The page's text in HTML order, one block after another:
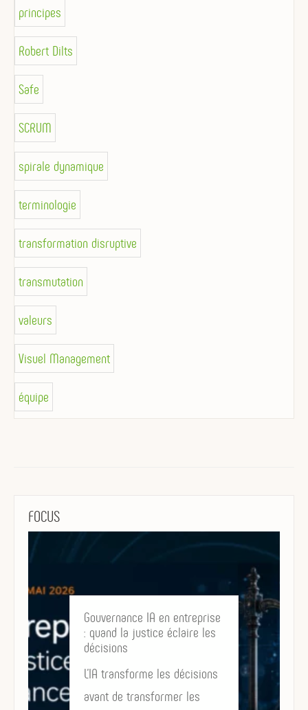
principes
Robert Dilts
Safe
SCRUM
spirale dynamique
terminologie
transformation disruptive
transmutation
valeurs
Visuel Management
équipe
FOCUS
Gouvernance IA en entreprise
: quand la justice éclaire les
décisions
L’IA transforme les décisions
avant de transformer les